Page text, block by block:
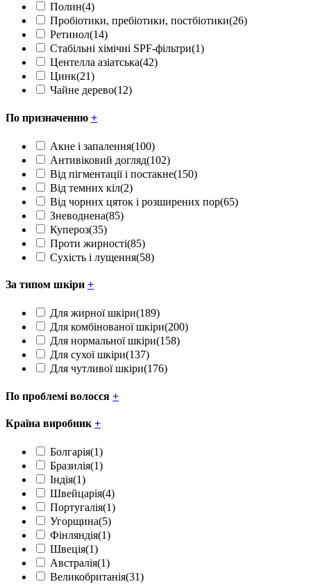
Полин(4)
Пробіотики, пребіотики, постбіотики(26)
Ретинол(14)
Стабільні хімічні SPF-фільтри(1)
Центелла азіатська(42)
Цинк(21)
Чайне дерево(12)
По призначенню +
Акне і запалення(100)
Антивіковий догляд(102)
Від пігментації і постакне(150)
Від темних кіл(2)
Від чорних цяток і розширених пор(65)
Зневоднена(85)
Купероз(35)
Проти жирності(85)
Сухість і лущення(58)
За типом шкіри +
Для жирної шкіри(189)
Для комбінованої шкіри(200)
Для нормальної шкіри(158)
Для сухої шкіри(137)
Для чутливої шкіри(176)
По проблемі волосся +
Країна виробник +
Болгарія(1)
Бразилія(1)
Індія(1)
Швейцарія(4)
Португалія(1)
Угорщина(5)
Фінляндія(1)
Швеція(1)
Австралія(1)
Великобританія(31)